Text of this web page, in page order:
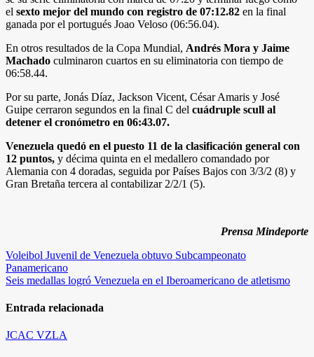
el sexto mejor del mundo con registro de 07:12.82 en la final
ganada por el portugués Joao Veloso (06:56.04).
En otros resultados de la Copa Mundial, Andrés Mora y Jaime
Machado culminaron cuartos en su eliminatoria con tiempo de
06:58.44.
Por su parte, Jonás Díaz, Jackson Vicent, César Amaris y José
Guipe cerraron segundos en la final C del cuádruple scull al
detener el cronómetro en 06:43.07.
Venezuela quedó en el puesto 11 de la clasificación general con
12 puntos, y décima quinta en el medallero comandado por
Alemania con 4 doradas, seguida por Países Bajos con 3/3/2 (8) y
Gran Bretaña tercera al contabilizar 2/2/1 (5).
Prensa Mindeporte
Navegación
de
Voleibol Juvenil de Venezuela obtuvo Subcampeonato
Panamericano
Seis medallas logró Venezuela en el Iberoamericano de atletismo
Entrada relacionada
JCAC VZLA